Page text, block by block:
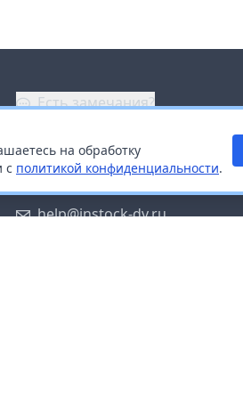
на обработку
с политикой конфиденциальности.
Есть замечания?
Заказать звонок
help@instock-dv.ru